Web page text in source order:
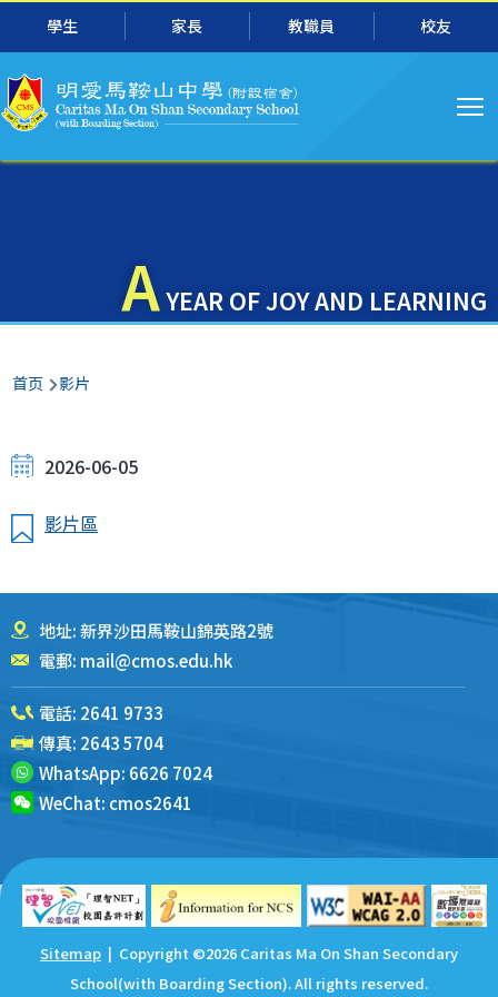
跳转到主要内容
學生 家長 教職員 校友
导
航
AYEAR OF JOY AND LEARNING
面
包
首页 影片
2026-06-05
影片區
地址: 新界沙田馬鞍山錦英路2號
電郵: mail@cmos.edu.hk
電話: 2641 9733
傳真: 2643 5704
WhatsApp: 6626 7024
WeChat: cmos2641
Sitemap | Copyright ©2026 Caritas Ma On Shan Secondary
School(with Boarding Section). All rights reserved.